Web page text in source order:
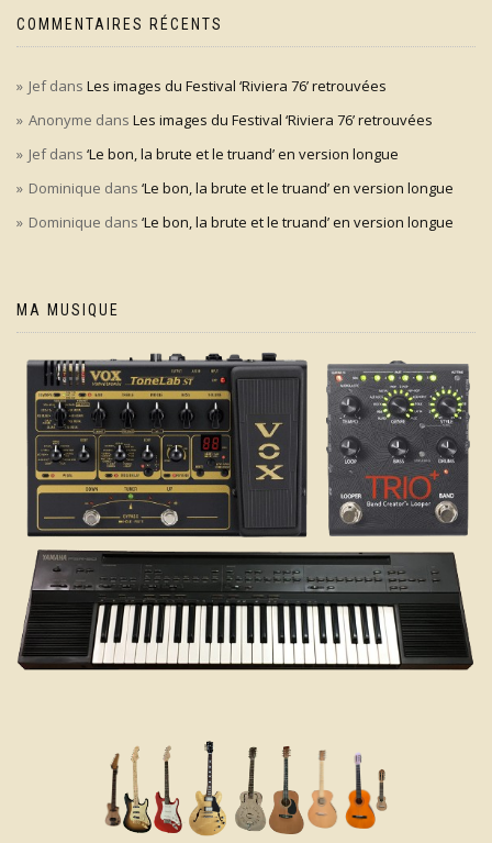
COMMENTAIRES RÉCENTS
Jefdans Les images du Festival ‘Riviera 76’ retrouvées
Anonyme dans Les images du Festival ‘Riviera 76’ retrouvées
Jefdans ‘Le bon, la brute et le truand’ en version longue
Dominique dans ‘Le bon, la brute et le truand’ en version longue
Dominique dans ‘Le bon, la brute et le truand’ en version longue
MA MUSIQUE